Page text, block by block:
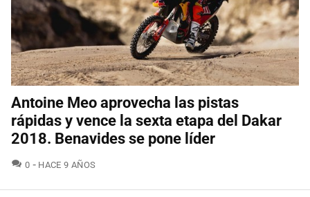
Antoine Meo aprovecha las pistas
rápidas y vence la sexta etapa del Dakar
2018. Benavides se pone líder
0 COMENTARIOS
HACE 9 AÑOS